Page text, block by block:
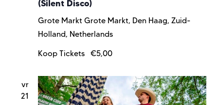
(Silent Disco)
Grote Markt Grote Markt, Den Haag, Zuid-
Holland, Netherlands
Koop Tickets €5,00
vr
21